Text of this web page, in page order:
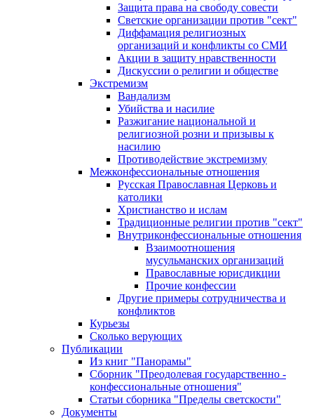
Защита права на свободу совести
Светские организации против "сект"
Диффамация религиозных
организаций и конфликты со СМИ
Акции в защиту нравственности
Дискуссии о религии и обществе
Экстремизм
Вандализм
Убийства и насилие
Разжигание национальной и
религиозной розни и призывы к
насилию
Противодействие экстремизму
Межконфессиональные отношения
Русская Православная Церковь и
католики
Христианство и ислам
Традиционные религии против "сект"
Внутриконфессиональные отношения
Взаимоотношения
мусульманских организаций
Православные юрисдикции
Прочие конфессии
Другие примеры сотрудничества и
конфликтов
Курьезы
Сколько верующих
Публикации
Из книг "Панорамы"
Сборник "Преодолевая государственно -
конфессиональные отношения"
Статьи сборника "Пределы светскости"
Документы